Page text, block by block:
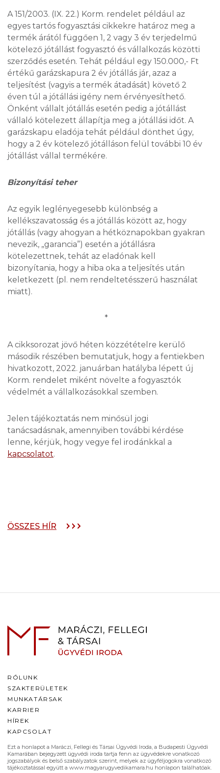
A 151/2003. (IX. 22.) Korm. rendelet például az
egyes tartós fogyasztási cikkekre határoz meg a
termék árától függően 1, 2 vagy 3 év terjedelmű
kötelező jótállást fogyasztó és vállalkozás közötti
szerződés esetén. Tehát például egy 150.000,- Ft
értékű garázskapura 2 év jótállás jár, azaz a
teljesítést (vagyis a termék átadását) követő 2
éven túl a jótállási igény nem érvényesíthető.
Önként vállalt jótállás esetén pedig a jótállást
vállaló kötelezett állapítja meg a jótállási időt. A
garázskapu eladója tehát például dönthet úgy,
hogy a 2 év kötelező jótálláson felül további 10 év
jótállást vállal termékére.
Bizonyítási teher
Az egyik leglényegesebb különbség a
kellékszavatosság és a jótállás között az, hogy
jótállás (vagy ahogyan a hétköznapokban gyakran
nevezik, „garancia”) esetén a jótállásra
kötelezettnek, tehát az eladónak kell
bizonyítania, hogy a hiba oka a teljesítés után
keletkezett (pl. nem rendeltetésszerű használat
miatt).
*
A cikksorozat jövő héten közzétételre kerülő
második részében bemutatjuk, hogy a fentiekben
hivatkozott, 2022. januárban hatályba lépett új
Korm. rendelet miként növelte a fogyasztók
védelmét a vállalkozásokkal szemben.
Jelen tájékoztatás nem minősül jogi
tanácsadásnak, amennyiben további kérdése
lenne, kérjük, hogy vegye fel irodánkkal a
kapcsolatot.
ÖSSZES HÍR
RÓLUNK
SZAKTERÜLETEK
MUNKATÁRSAK
KARRIER
HÍREK
KAPCSOLAT
Ezt a honlapot a Maráczi, Fellegi és Társai Ügyvédi Iroda, a Budapesti Ügyvédi
Kamarában bejegyzett ügyvédi iroda tartja fenn az ügyvédekre vonatkozó
jogszabályok és belső szabályzatok szerint, melyek az ügyféljogokra vonatkozó
tájékoztatással együtt a www.magyarugyvedikamara.hu honlapon találhatóak.